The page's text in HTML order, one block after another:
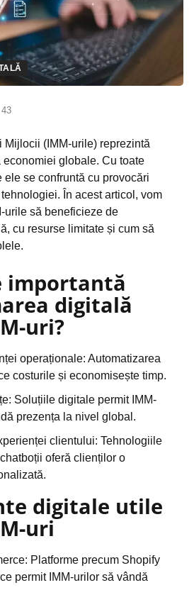
43
Mijlocii (IMM-urile) reprezintă
globale. Cu toate
ele se confruntă cu provocări
În acest articol, vom
urile să beneficieze de
cu resurse limitate și cum să
importantă
digitală
uri?
operaționale: Automatizarea
costurile și economisește timp.
Soluțiile digitale permit IMM-
prezența la nivel global.
clientului: Tehnologiile
oferă clienților o
digitale utile
uri
Platforme precum Shopify
permit IMM-urilor să vândă